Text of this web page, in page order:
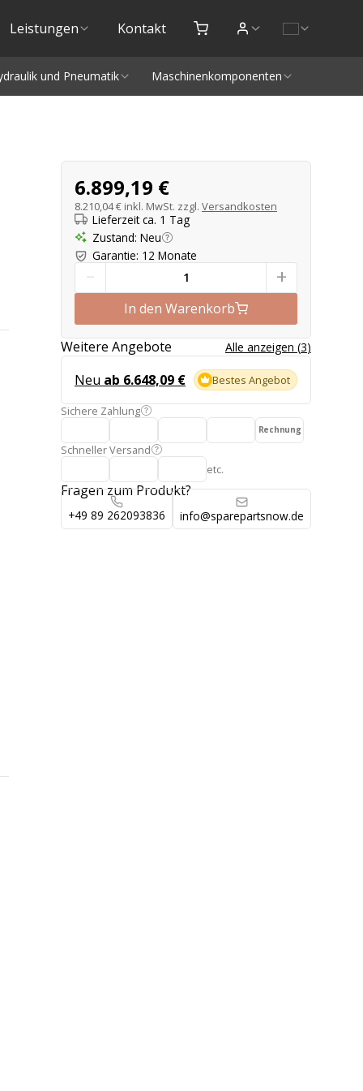
Leistungen Kontakt
und Pneumatik Maschinenkomponenten
Produktangebot
6.899,19 €
8.210,04 € inkl. MwSt. zzgl. Versandkosten
Lieferzeit ca. 1 Tag
Zustand:Neu
Garantie: 12 Monate
- +
In den Warenkorb
Weitere Angebote Alle anzeigen (3)
Bestes Angebot
Neu ab 6.648,09 €
Sichere Zahlung
Rechnung
Schneller Versand
etc.
Fragen zum Produkt?
+49 89 262093836 info@sparepartsnow.de